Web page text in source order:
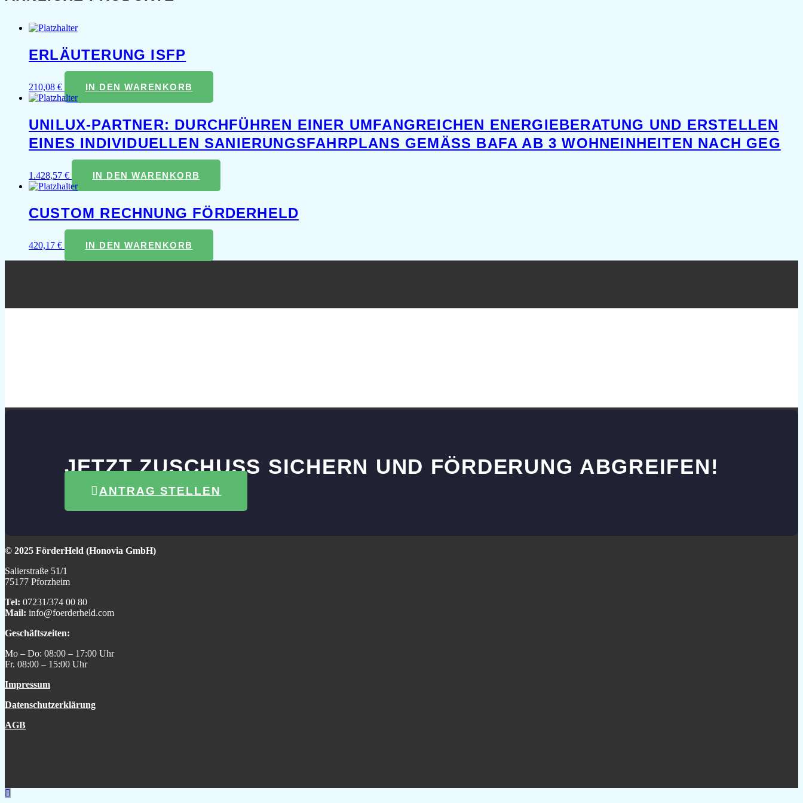
ERLÄUTERUNG ISFP
210,08 € IN DEN WARENKORB
UNILUX-PARTNER: DURCHFÜHREN EINER UMFANGREICHEN ENERGIEBERATUNG UND ERSTELLEN
EINES INDIVIDUELLEN SANIERUNGSFAHRPLANS GEMÄSS BAFA AB 3 WOHNEINHEITEN NACH GEG
1.428,57 € IN DEN WARENKORB
CUSTOM RECHNUNG FÖRDERHELD
420,17 € IN DEN WARENKORB
JETZT ZUSCHUSS SICHERN UND FÖRDERUNG ABGREIFEN!
ANTRAG STELLEN
© 2025 FörderHeld (Honovia GmbH)
Salierstraße 51/1
75177 Pforzheim
Tel: 07231/374 00 80
Mail: info@foerderheld.com
Geschäftszeiten:
Mo – Do: 08:00 – 17:00 Uhr
Fr. 08:00 – 15:00 Uhr
Impressum
Datenschutzerklärung
AGB